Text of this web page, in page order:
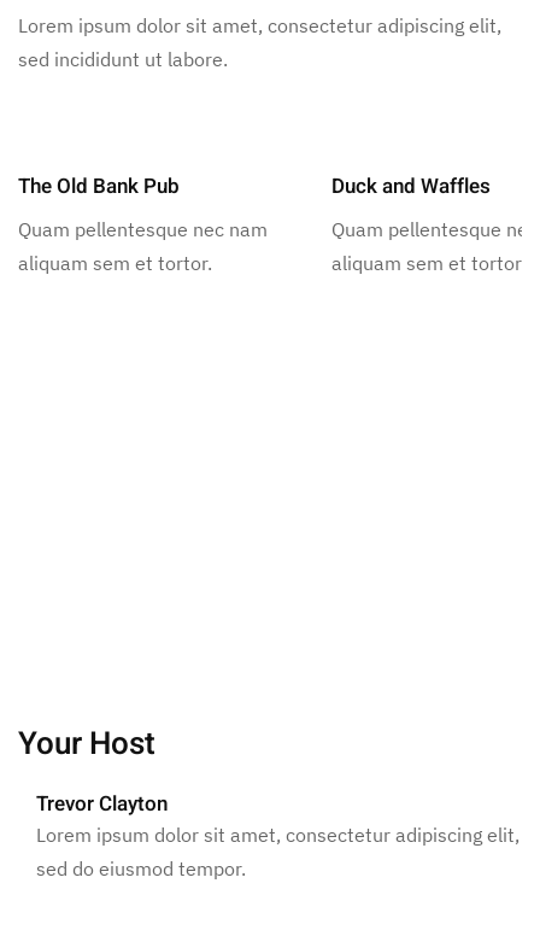
Lorem ipsum dolor sit amet, consectetur adipiscing elit,
sed incididunt ut labore.
The Old Bank Pub
Quam pellentesque nec nam
aliquam sem et tortor.
Duck and Waffles
Quam pellentesque
aliquam sem et tortor.
Your Host
Trevor Clayton
Lorem ipsum dolor sit amet, consectetur adipiscing elit,
sed do eiusmod tempor.